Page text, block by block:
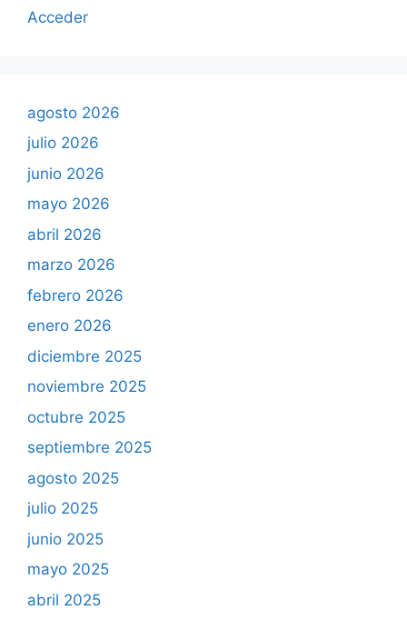
Acceder
agosto 2026
julio 2026
junio 2026
mayo 2026
abril 2026
marzo 2026
febrero 2026
enero 2026
diciembre 2025
noviembre 2025
octubre 2025
septiembre 2025
agosto 2025
julio 2025
junio 2025
mayo 2025
abril 2025